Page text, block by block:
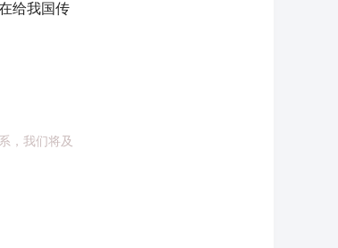
给我国传
，我们将及